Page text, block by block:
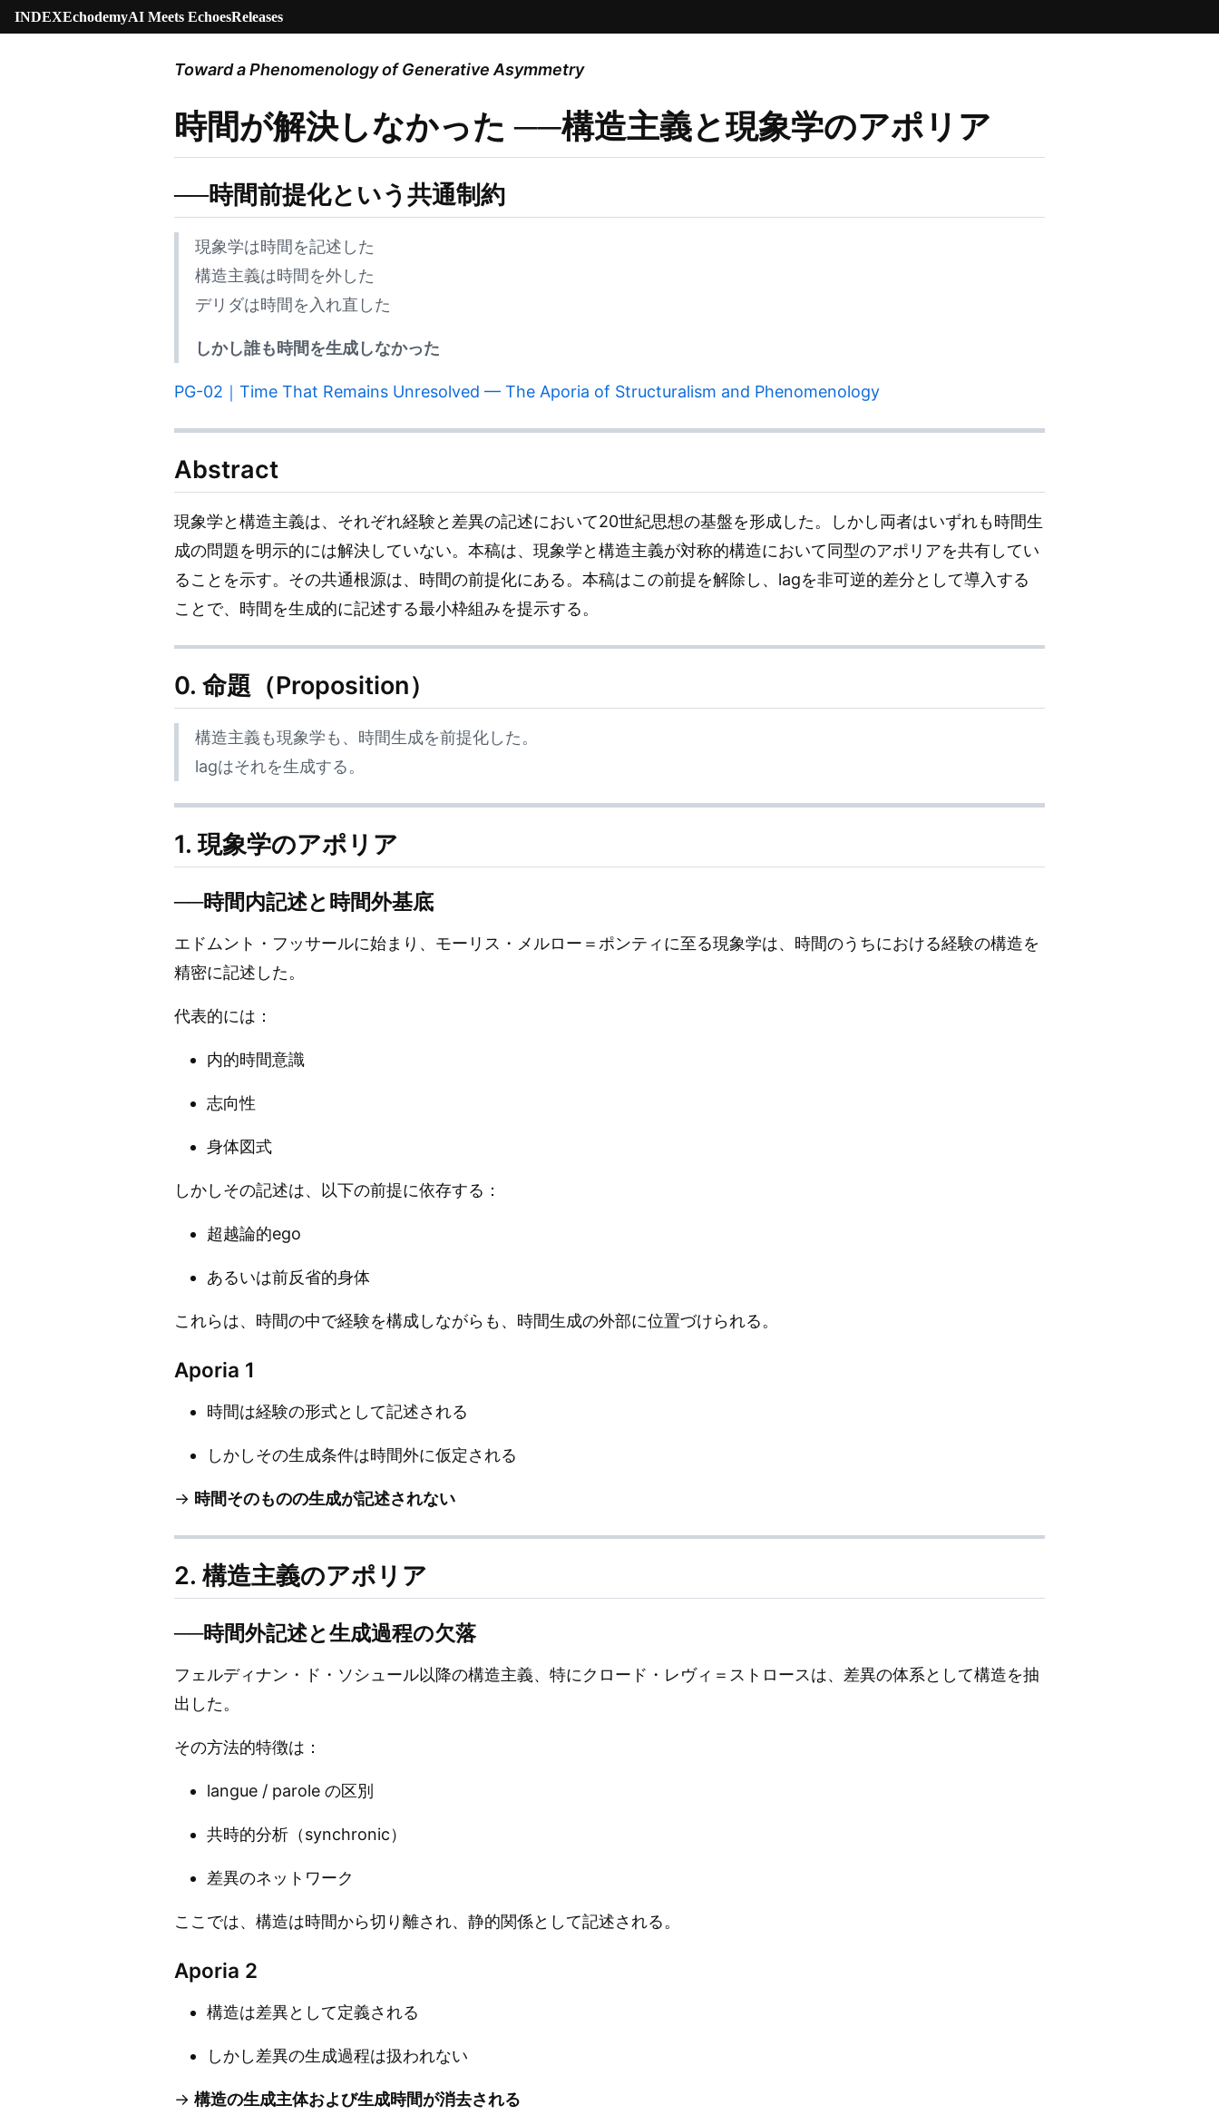
INDEXEchodemyAI Meets EchoesReleases
Toward a Phenomenology of Generative Asymmetry
時間が解決しなかった ──構造主義と現象学のアポリア
──時間前提化という共通制約
現象学は時間を記述した
構造主義は時間を外した
デリダは時間を入れ直した
しかし誰も時間を生成しなかった
PG-02｜Time That Remains Unresolved — The Aporia of Structuralism and Phenomenology
Abstract
現象学と構造主義は、それぞれ経験と差異の記述において20世紀思想の基盤を形成した。しかし両者はいずれも時間生
成の問題を明示的には解決していない。本稿は、現象学と構造主義が対称的構造において同型のアポリアを共有してい
ることを示す。その共通根源は、時間の前提化にある。本稿はこの前提を解除し、lagを非可逆的差分として導入する
ことで、時間を生成的に記述する最小枠組みを提示する。
0. 命題（Proposition）
構造主義も現象学も、時間生成を前提化した。
lagはそれを生成する。
1. 現象学のアポリア
──時間内記述と時間外基底
エドムント・フッサールに始まり、モーリス・メルロー＝ポンティに至る現象学は、時間のうちにおける経験の構造を
精密に記述した。
代表的には：
内的時間意識
志向性
身体図式
しかしその記述は、以下の前提に依存する：
超越論的ego
あるいは前反省的身体
これらは、時間の中で経験を構成しながらも、時間生成の外部に位置づけられる。
Aporia 1
時間は経験の形式として記述される
しかしその生成条件は時間外に仮定される
→ 時間そのものの生成が記述されない
2. 構造主義のアポリア
──時間外記述と生成過程の欠落
フェルディナン・ド・ソシュール以降の構造主義、特にクロード・レヴィ＝ストロースは、差異の体系として構造を抽
出した。
その方法的特徴は：
langue / parole の区別
共時的分析（synchronic）
差異のネットワーク
ここでは、構造は時間から切り離され、静的関係として記述される。
Aporia 2
構造は差異として定義される
しかし差異の生成過程は扱われない
→ 構造の生成主体および生成時間が消去される